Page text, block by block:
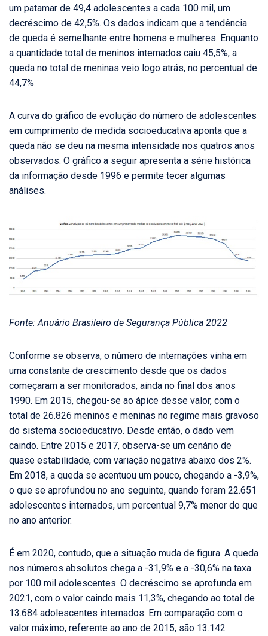
um patamar de 49,4 adolescentes a cada 100 mil, um
decréscimo de 42,5%. Os dados indicam que a tendência
de queda é semelhante entre homens e mulheres. Enquanto
a quantidade total de meninos internados caiu 45,5%, a
queda no total de meninas veio logo atrás, no percentual de
44,7%.
A curva do gráfico de evolução do número de adolescentes
em cumprimento de medida socioeducativa aponta que a
queda não se deu na mesma intensidade nos quatros anos
observados. O gráfico a seguir apresenta a série histórica
da informação desde 1996 e permite tecer algumas
análises.
Fonte: Anuário Brasileiro de Segurança Pública 2022
Conforme se observa, o número de internações vinha em
uma constante de crescimento desde que os dados
começaram a ser monitorados, ainda no final dos anos
1990. Em 2015, chegou-se ao ápice desse valor, com o
total de 26.826 meninos e meninas no regime mais gravoso
do sistema socioeducativo. Desde então, o dado vem
caindo. Entre 2015 e 2017, observa-se um cenário de
quase estabilidade, com variação negativa abaixo dos 2%.
Em 2018, a queda se acentuou um pouco, chegando a -3,9%,
o que se aprofundou no ano seguinte, quando foram 22.651
adolescentes internados, um percentual 9,7% menor do que
no ano anterior.
É em 2020, contudo, que a situação muda de figura. A queda
nos números absolutos chega a -31,9% e a -30,6% na taxa
por 100 mil adolescentes. O decréscimo se aprofunda em
2021, com o valor caindo mais 11,3%, chegando ao total de
13.684 adolescentes internados. Em comparação com o
valor máximo, referente ao ano de 2015, são 13.142